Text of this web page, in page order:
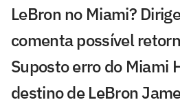
LeBron no Miami?
comenta possível
Suposto erro do Miami
destino de LeBron